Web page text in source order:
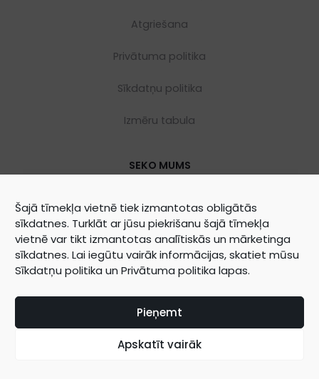
Šajā tīmekļa vietnē tiek izmantotas obligātās
sīkdatnes. Turklāt ar jūsu piekrišanu šajā tīmekļa
vietnē var tikt izmantotas analītiskās un mārketinga
sīkdatnes. Lai iegūtu vairāk informācijas, skatiet mūsu
Sīkdatņu politika un Privātuma politika lapas.
Pieņemt
Apskatīt vairāk
Atgriešana
Privātuma politika
Sīkdatņu politika
Izmēru tabula
SEKO MUMS